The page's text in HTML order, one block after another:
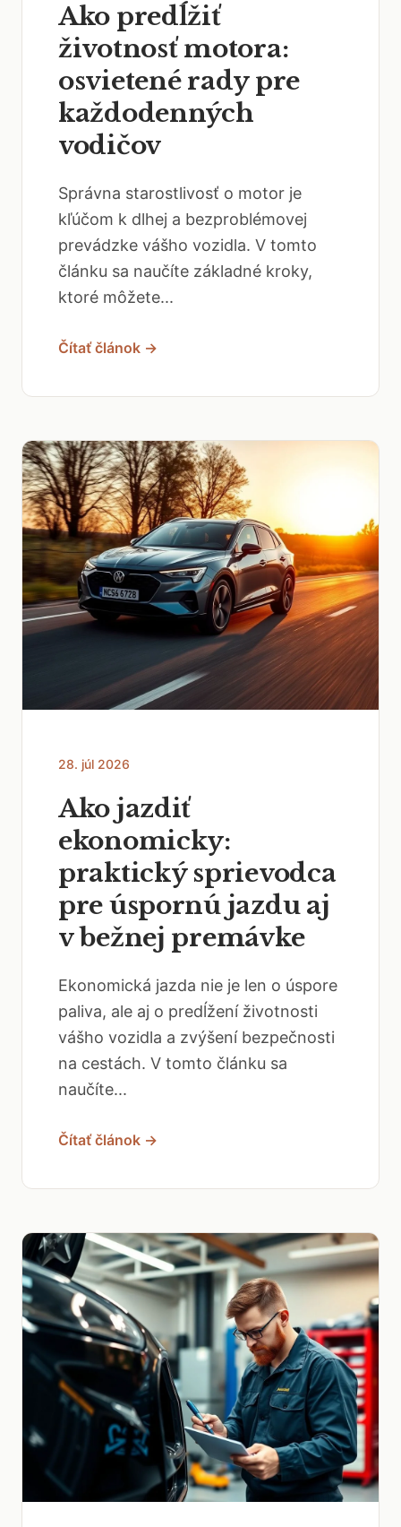
Ako predĺžiť
životnosť motora:
osvietené rady pre
každodenných
vodičov
Správna starostlivosť o motor je
kľúčom k dlhej a bezproblémovej
prevádzke vášho vozidla. V tomto
článku sa naučíte základné kroky,
ktoré môžete...
Čítať článok →
28. júl 2026
Ako jazdiť
ekonomicky:
praktický sprievodca
pre úspornú jazdu aj
v bežnej premávke
Ekonomická jazda nie je len o úspore
paliva, ale aj o predĺžení životnosti
vášho vozidla a zvýšení bezpečnosti
na cestách. V tomto článku sa
naučíte...
Čítať článok →